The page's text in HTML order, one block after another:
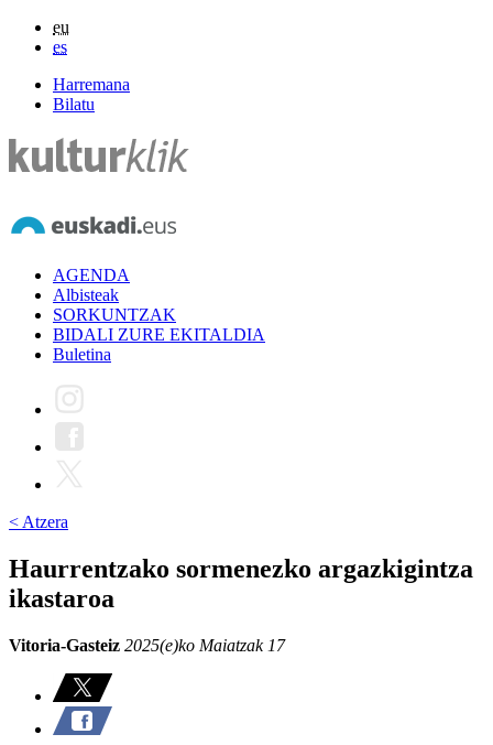
eu
es
Harremana
Bilatu
AGENDA
Albisteak
SORKUNTZAK
BIDALI ZURE EKITALDIA
Buletina
< Atzera
Haurrentzako sormenezko argazkigintza
ikastaroa
Vitoria-Gasteiz 2025(e)ko Maiatzak 17